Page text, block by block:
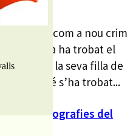
com a nou crim
catalana ha trobat el
53 anys i la seva filla de
També s’ha trobat...
fotografies del